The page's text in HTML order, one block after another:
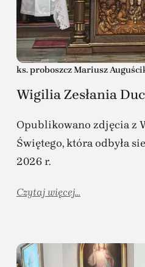
ks. proboszcz Mariusz
Wigilia Zesłania
Opublikowano zdjęcia z
Świętego, która odbyła
2026 r.
Czytaj więcej...